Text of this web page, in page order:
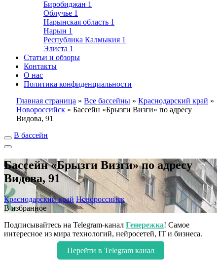
Биробиджан 1
Облучье 1
Нарынская область 1
Нарын 1
Республика Калмыкия 1
Элиста 1
Статьи и обзоры
Контакты
О нас
Политика конфиденциальности
Главная страница » Все бассейны » Краснодарский край »
Новороссийск » Бассейн «Брызги Визги» по адресу
Видова, 91
В бассейн
Бассейн «Брызги Визги» по адресу
Видова, 91
Краснодарский край Новороссийск
В избранное
Подписывайтесь на Telegram-канал Генережка! Самое
интересное из мира технологий, нейросетей, IT и бизнеса.
Перейти в Telegram канал